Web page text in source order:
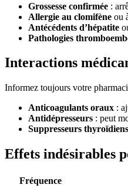
Grossesse confirmée :
Allergie au clomifène ou
Antécédents d’hépatite
Pathologies
Interactions
Informez toujours votre
Anticoagulants oraux :
Antidépresseurs : peut
Suppresseurs thyroïdiens
Effets indésirables
Fréquence